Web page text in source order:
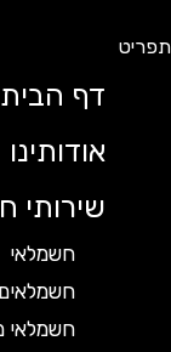
דף הבית
אודותינו
שירותי
חשמלאי
חשמלאים
חשמלאי